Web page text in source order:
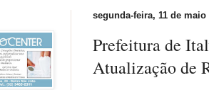
segunda-feira, 11 de maio
Prefeitura de
Atualização de